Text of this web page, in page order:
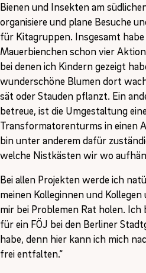
Bienen und Insekten am
organisiere und plane Besuche
für Kitagruppen. Insgesamt
Mauerbienchen schon vier
bei denen ich Kindern gezeigt
wunderschöne Blumen dort
sät oder Stauden pflanzt. Ein
betreue, ist die Umgestaltung
Transformatorenturms in einen
bin unter anderem dafür
welche Nistkästen wir wo
Bei allen Projekten werde ich
meinen Kolleginnen und
mir bei Problemen Rat holen.
für ein FÖJ bei den Berliner
habe, denn hier kann ich mich
frei entfalten.“